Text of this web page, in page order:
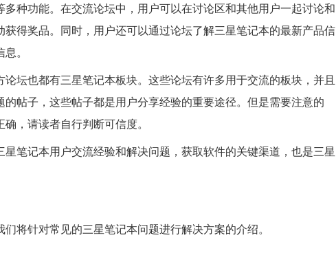
种功能。在交流论坛中，用户可以在讨论区和其他用户一起讨论和
得奖品。同时，用户还可以通过论坛了解三星笔记本的最新产品信
。
坛也都有三星笔记本板块。这些论坛有许多用于交流的板块，并且
帖子，这些帖子都是用户分享经验的重要途径。但是需要注意的
，请读者自行判断可信度。
笔记本用户交流经验和解决问题，获取软件的关键渠道，也是三星
将针对常见的三星笔记本问题进行解决方案的介绍。